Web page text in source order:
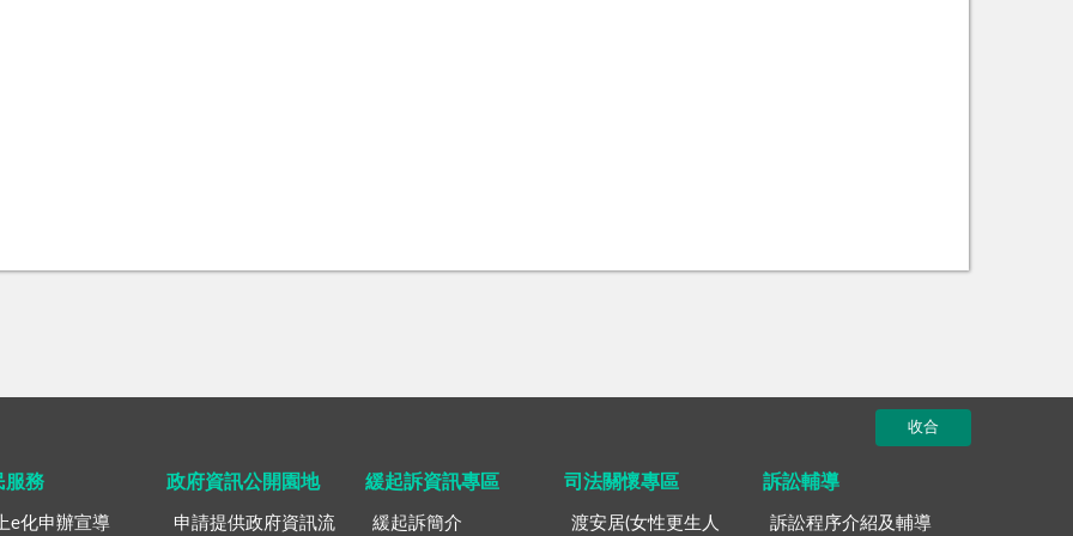
收合
服務
e化申辦宣導
政府資訊公開園地
申請提供政府資訊流
緩起訴資訊專區
緩起訴簡介
司法關懷專區
渡安居(女性更生人
訴訟輔導
訴訟程序介紹及輔導